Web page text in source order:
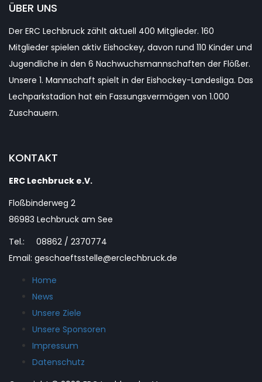
ÜBER UNS
Der ERC Lechbruck zählt aktuell 400 Mitglieder. 160
Mitglieder spielen aktiv Eishockey, davon rund 110 Kinder und
Jugendliche in den 6 Nachwuchsmannschaften der Flößer.
Unsere 1. Mannschaft spielt in der Eishockey-Landesliga. Das
Lechparkstadion hat ein Fassungsvermögen von 1.000
Zuschauern.
KONTAKT
ERC Lechbruck e.V.
Floßbinderweg 2
86983 Lechbruck am See
Tel.: 08862 / 2370774
Email: geschaeftsstelle@erclechbruck.de
Home
News
Unsere Ziele
Unsere Sponsoren
Impressum
Datenschutz